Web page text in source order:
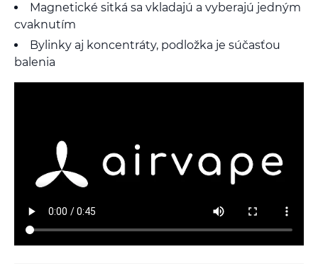
Magnetické sitká sa vkladajú a vyberajú jedným
cvaknutím
Bylinky aj koncentráty, podložka je súčasťou
balenia